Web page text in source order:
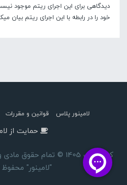
دیدگاهی برای این اجرای ریتم موجود
خود را در رابطه با این اجرای ریتم بیان
لامینور پلاس قوانین و مقررات
حمایت از
کپی رایت 1405 © تمام
"لامینور"